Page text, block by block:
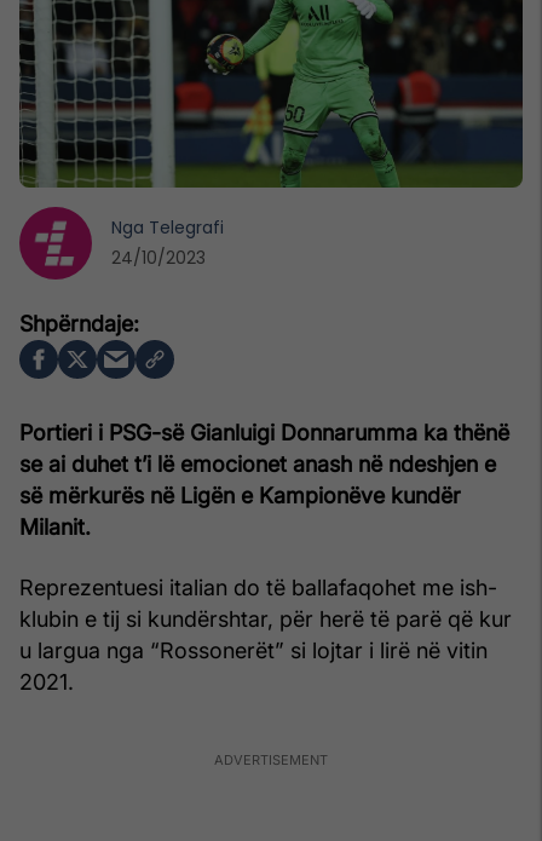
Portieri i PSG-së Gianluigi Donnarumma ka thënë
se ai duhet t’i lë emocionet anash në ndeshjen e
së mërkurës në Ligën e Kampionëve kundër
Milanit.
Reprezentuesi italian do të ballafaqohet me ish-
klubin e tij si kundërshtar, për herë të parë që kur
u largua nga “Rossonerët” si lojtar i lirë në vitin
2021.
Nga Telegrafi
24/10/2023